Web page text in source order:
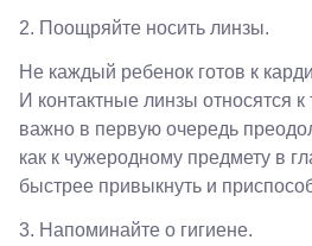
2. Поощряйте носить линзы.
Не каждый ребенок готов к
И контактные линзы относятся
важно в первую очередь
как к чужеродному предмету в
быстрее привыкнуть и
3. Напоминайте о гигиене.
Ленина, 117
Ключ, ул.
Псекупская,
Ейск, ул.
Одесская,
48
ул.